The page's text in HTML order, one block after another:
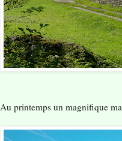
Au printemps un magnifique